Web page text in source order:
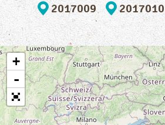
2017009
2017010
+
-